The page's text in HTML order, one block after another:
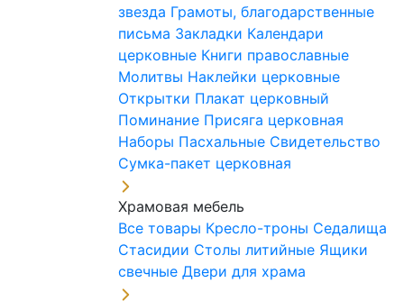
звезда Грамоты, благодарственные
письма Закладки Календари
церковные Книги православные
Молитвы Наклейки церковные
Открытки Плакат церковный
Поминание Присяга церковная
Наборы Пасхальные Свидетельство
Сумка-пакет церковная
Храмовая мебель
Все товары Кресло-троны Седалища
Стасидии Столы литийные Ящики
свечные Двери для храма